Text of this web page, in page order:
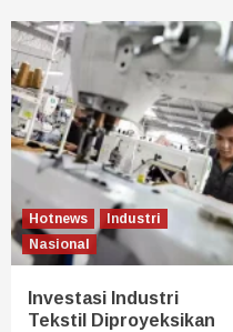
Hotnews
Industri
Nasional
Investasi Industri
Tekstil Diproyeksikan